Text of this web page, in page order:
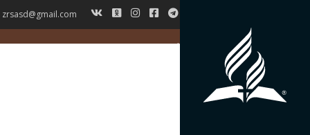
zrsasd@gmail.com